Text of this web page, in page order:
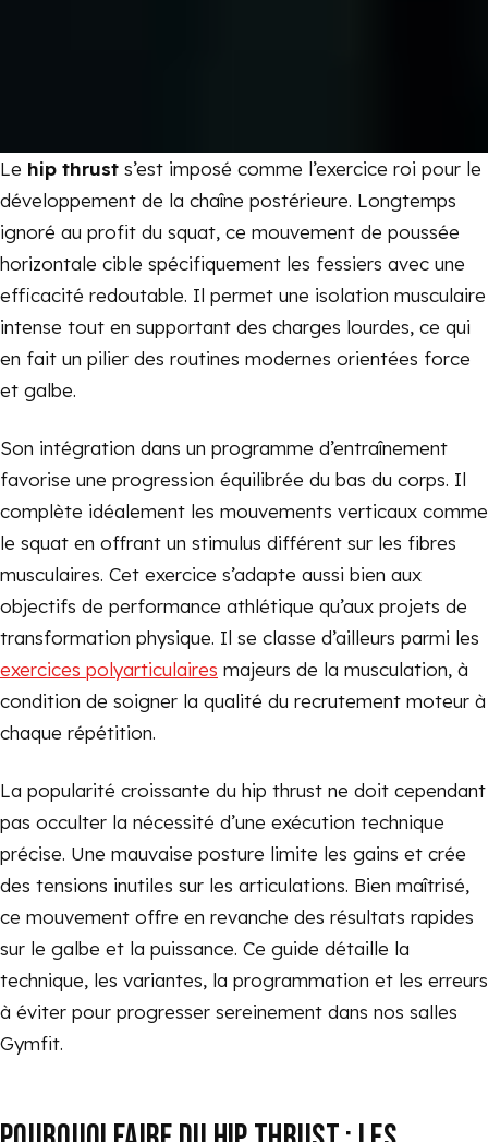
Le hip thrust s’est imposé comme l’exercice roi pour le
développement de la chaîne postérieure. Longtemps
ignoré au profit du squat, ce mouvement de poussée
horizontale cible spécifiquement les fessiers avec une
efficacité redoutable. Il permet une isolation musculaire
intense tout en supportant des charges lourdes, ce qui
en fait un pilier des routines modernes orientées force
et galbe.
Son intégration dans un programme d’entraînement
favorise une progression équilibrée du bas du corps. Il
complète idéalement les mouvements verticaux comme
le squat en offrant un stimulus différent sur les fibres
musculaires. Cet exercice s’adapte aussi bien aux
objectifs de performance athlétique qu’aux projets de
transformation physique. Il se classe d’ailleurs parmi les
exercices polyarticulaires majeurs de la musculation, à
condition de soigner la qualité du recrutement moteur à
chaque répétition.
La popularité croissante du hip thrust ne doit cependant
pas occulter la nécessité d’une exécution technique
précise. Une mauvaise posture limite les gains et crée
des tensions inutiles sur les articulations. Bien maîtrisé,
ce mouvement offre en revanche des résultats rapides
sur le galbe et la puissance. Ce guide détaille la
technique, les variantes, la programmation et les erreurs
à éviter pour progresser sereinement dans nos salles
Gymfit.